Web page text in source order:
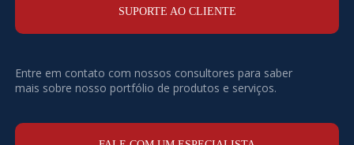
SUPORTE AO CLIENTE
Entre em contato com nossos consultores para saber
mais sobre nosso portfólio de produtos e serviços.